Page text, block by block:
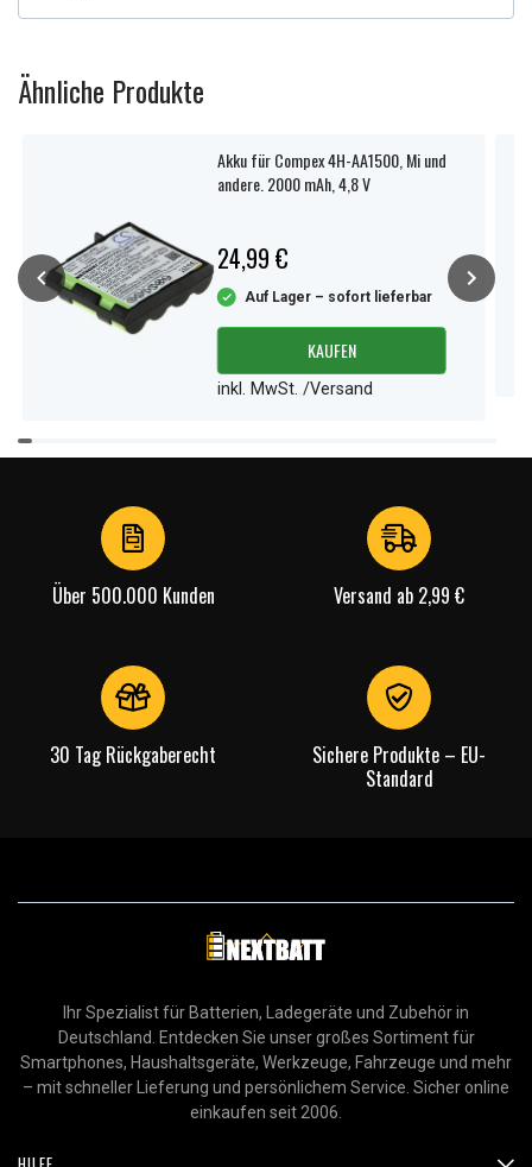
Ähnliche Produkte
Akku für Compex 4H-AA1500, Mi und
andere. 2000 mAh, 4,8 V
24,99 €
Auf Lager – sofort lieferbar
KAUFEN
inkl. MwSt. /Versand
Item
1
Über 500.000 Kunden Versand ab 2,99 €
30 Tag Rückgaberecht
Sichere Produkte – EU-
Standard
Ihr Spezialist für Batterien, Ladegeräte und Zubehör in
Deutschland. Entdecken Sie unser großes Sortiment für
Smartphones, Haushaltsgeräte, Werkzeuge, Fahrzeuge und mehr
– mit schneller Lieferung und persönlichem Service. Sicher online
einkaufen seit 2006.